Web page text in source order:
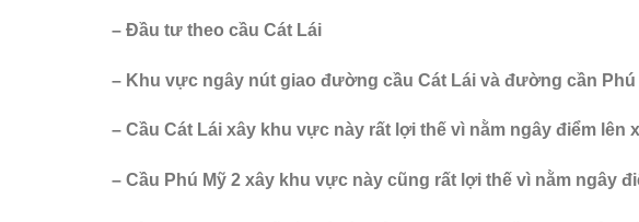
– Đầu tư theo cầu Cát Lái
– Khu vực ngây nút giao đường cầu Cát Lái và đường cần Phú
– Cầu Cát Lái xây khu vực này rất lợi thế vì nằm ngây điểm lên
– Cầu Phú Mỹ 2 xây khu vực này cũng rất lợi thế vì nằm ngây